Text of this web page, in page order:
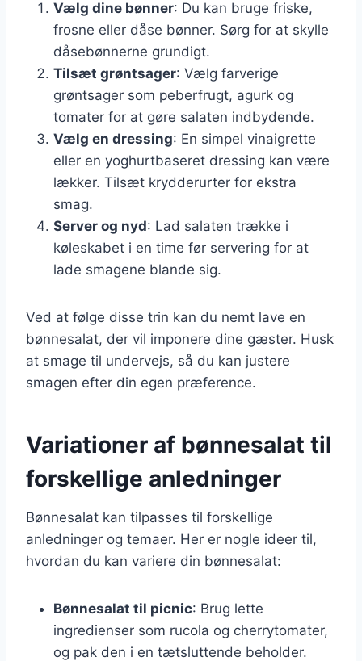
Vælg dine bønner: Du kan bruge friske,
frosne eller dåse bønner. Sørg for at skylle
dåsebønnerne grundigt.
Tilsæt grøntsager: Vælg farverige
grøntsager som peberfrugt, agurk og
tomater for at gøre salaten indbydende.
Vælg en dressing: En simpel vinaigrette
eller en yoghurtbaseret dressing kan være
lækker. Tilsæt krydderurter for ekstra
smag.
Server og nyd: Lad salaten trække i
køleskabet i en time før servering for at
lade smagene blande sig.
Ved at følge disse trin kan du nemt lave en
bønnesalat, der vil imponere dine gæster. Husk
at smage til undervejs, så du kan justere
smagen efter din egen præference.
Variationer af bønnesalat til
forskellige anledninger
Bønnesalat kan tilpasses til forskellige
anledninger og temaer. Her er nogle ideer til,
hvordan du kan variere din bønnesalat:
Bønnesalat til picnic: Brug lette
ingredienser som rucola og cherrytomater,
og pak den i en tætsluttende beholder.